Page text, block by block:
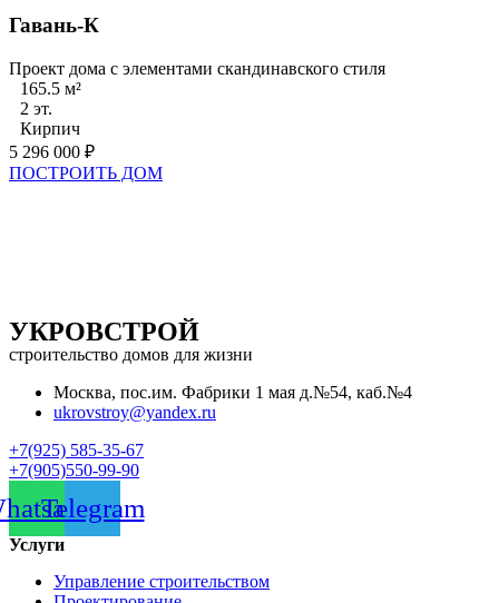
Гавань-К
Проект дома с элементами скандинавского стиля
165.5 м²
2 эт.
Кирпич
5 296 000 ₽
ПОСТРОИТЬ ДОМ
УКРОВСТРОЙ
строительство домов для жизни
Москва, пос.им. Фабрики 1 мая д.№54, каб.№4
ukrovstroy@yandex.ru
+7(925) 585-35-67
+7(905)550-99-90
Telegram
Услуги
Управление строительством